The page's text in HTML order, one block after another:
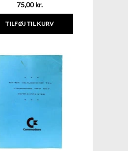
75,00kr.
TILFØJ TIL KURV